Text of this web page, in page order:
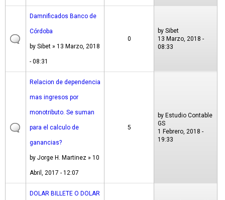
Damnificados Banco de
Córdoba
by Sibet » 13 Marzo, 2018
- 08:31
0
by Sibet
13 Marzo, 2018 -
08:33
Relacion de dependencia
mas ingresos por
monotributo. Se suman
para el calculo de
ganancias?
by Jorge H. Martinez » 10
Abril, 2017 - 12:07
5
by Estudio Contable
GS
1 Febrero, 2018 -
19:33
DOLAR BILLETE O DOLAR